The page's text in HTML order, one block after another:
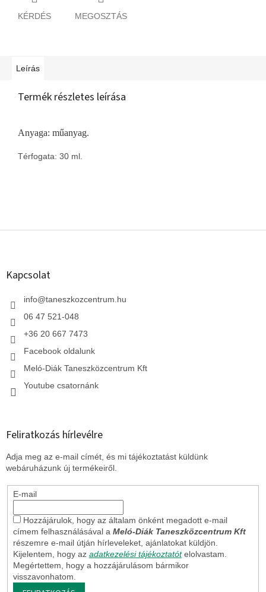
KÉRDÉS MEGOSZTÁS
Leírás
Termék részletes leírása
Anyaga: műanyag.
Térfogata: 30 ml.
L
Kapcsolat
info@taneszkozcentrum.hu
06 47 521-048
+36 20 667 7473
Facebook oldalunk
Meló-Diák Taneszközcentrum Kft
Youtube csatornánk
Feliratkozás hírlevélre
Adja meg az e-mail címét, és mi tájékoztatást küldünk
webáruházunk új termékeiről.
E-mail
Hozzájárulok, hogy az általam önként megadott e-mail
címem felhasználásával a Meló-Diák Taneszközcentrum Kft
részemre e-mail útján hírleveleket, ajánlatokat küldjön.
Kijelentem, hogy az adatkezelési tájékoztatót elolvastam.
Megértettem, hogy a hozzájárulásom bármikor
visszavonhatom.